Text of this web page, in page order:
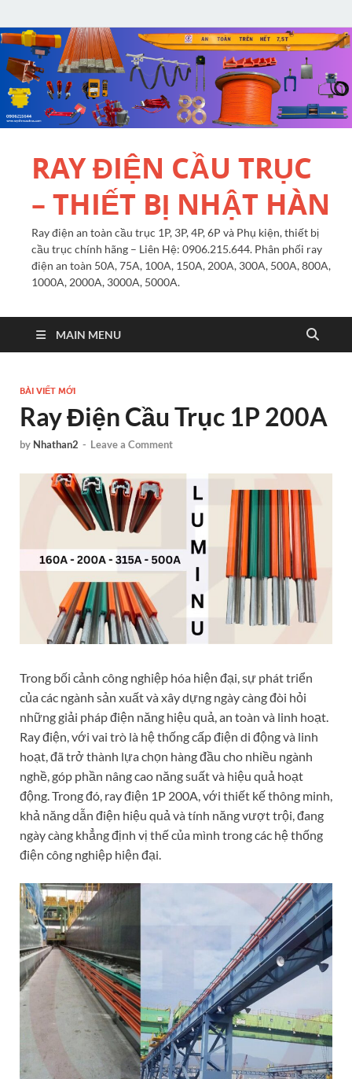
RAY ĐIỆN CẦU TRỤC
– THIẾT BỊ NHẬT HÀN
Ray điện an toàn cầu trục 1P, 3P, 4P, 6P và Phụ kiện, thiết bị
cầu trục chính hãng – Liên Hệ: 0906.215.644. Phân phối ray
điện an toàn 50A, 75A, 100A, 150A, 200A, 300A, 500A, 800A,
1000A, 2000A, 3000A, 5000A.
MAIN MENU
BÀI VIẾT MỚI
Ray Điện Cầu Trục 1P 200A
by Nhathan2 - Leave a Comment
Trong bối cảnh công nghiệp hóa hiện đại, sự phát triển
của các ngành sản xuất và xây dựng ngày càng đòi hỏi
những giải pháp điện năng hiệu quả, an toàn và linh hoạt.
Ray điện, với vai trò là hệ thống cấp điện di động và linh
hoạt, đã trở thành lựa chọn hàng đầu cho nhiều ngành
nghề, góp phần nâng cao năng suất và hiệu quả hoạt
động. Trong đó, ray điện 1P 200A, với thiết kế thông minh,
khả năng dẫn điện hiệu quả và tính năng vượt trội, đang
ngày càng khẳng định vị thế của mình trong các hệ thống
điện công nghiệp hiện đại.